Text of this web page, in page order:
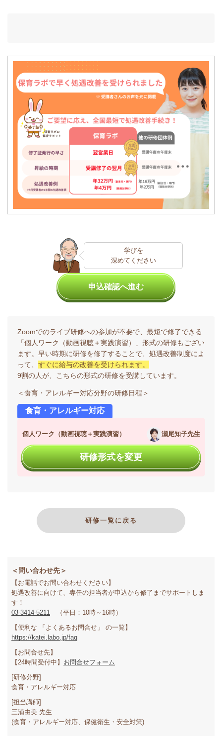
学びを
深めてください
申込確認へ進む
Zoomでのライブ研修への参加が不要で、最短で修了できる
「個人ワーク（動画視聴＋実践演習）」形式の研修もござい
ます。早い時期に研修を修了することで、処遇改善制度によ
って、 すぐに給与の改善を受けられます。
9割の人が、こちらの形式の研修を受講しています。
＜食育・アレルギー対応分野の研修日程＞
食育・アレルギー対応
個人ワーク（動画視聴＋実践演習） 瀬尾知子先生
研修形式を変更
研修一覧に戻る
＜問い合わせ先＞
【お電話でお問い合わせください】
処遇改善に向けて、専任の担当者が申込から修了までサポートしま
す！
03-3414-5211 （平日：10時～16時）
【便利な 「よくあるお問合せ」 の一覧】
https://katei.labo.jp/faq
【お問合せ先】
【24時間受付中】 お問合せフォーム
[研修分野]
食育・アレルギー対応
[担当講師]
三浦由美 先生
(食育・アレルギー対応、保健衛生・安全対策)